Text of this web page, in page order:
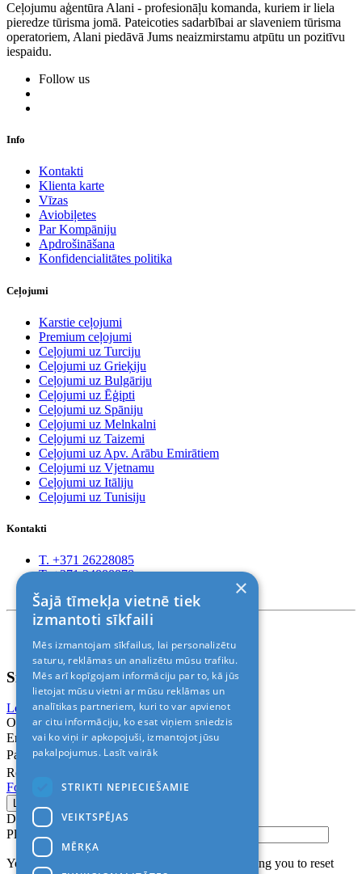
Ceļojumu aģentūra Alani - profesionāļu komanda, kuriem ir liela
pieredze tūrisma jomā. Pateicoties sadarbībai ar slaveniem tūrisma
operatoriem, Alani piedāvā Jums neaizmirstamu atpūtu un pozitīvu
iespaidu.
Follow us
Info
Kontakti
Klienta karte
Vīzas
Aviobiļetes
Par Kompāniju
Apdrošināšana
Konfidencialitātes politika
Ceļojumi
Karstie ceļojumi
Premium ceļojumi
Ceļojumi uz Turciju
Ceļojumi uz Grieķiju
Ceļojumi uz Bulgāriju
Ceļojumi uz Ēģipti
Ceļojumi uz Spāniju
Ceļojumi uz Melnkalni
Ceļojumi uz Taizemi
Ceļojumi uz Apv. Arābu Emirātiem
Ceļojumi uz Vjetnamu
Ceļojumi uz Itāliju
Ceļojumi uz Tunisiju
Kontakti
T. +371 26228085
T. +371 24888878
© 2011-2026> «ALANI SIA»
Sign In
Login with Facebook Login with Google
Or
Email
Password
Remember me
Forgot Password?
Don’t have an account?
Please confirm login email below
You will receive an email containing a link allowing you to reset
×
Šajā tīmekļa vietnē tiek
izmantoti sīkfaili
Mēs izmantojam sīkfailus, lai personalizētu
saturu, reklāmas un analizētu mūsu trafiku.
Mēs arī kopīgojam informāciju par to, kā jūs
lietojat mūsu vietni ar mūsu reklāmas un
analītikas partneriem, kuri to var apvienot
ar citu informāciju, ko esat viņiem sniedzis
vai ko viņi ir apkopojuši, izmantojot jūsu
pakalpojumus. Lasīt vairāk
STRIKTI NEPIECIEŠAMIE
VEIKTSPĒJAS
MĒRĶA